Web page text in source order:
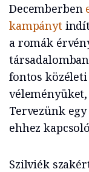
Decemberben
kampányt
a romák
fontos
Tervezünk
ehhez
Szilviék